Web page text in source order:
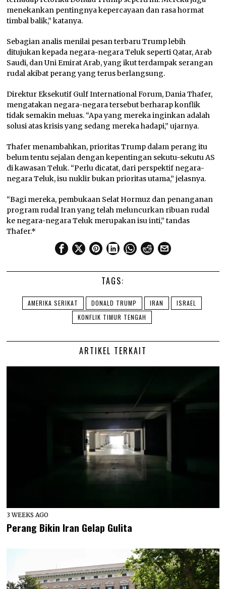
menekankan pentingnya kepercayaan dan rasa hormat
timbal balik,” katanya.
Sebagian analis menilai pesan terbaru Trump lebih
ditujukan kepada negara-negara Teluk seperti Qatar, Arab
Saudi, dan Uni Emirat Arab, yang ikut terdampak serangan
rudal akibat perang yang terus berlangsung.
Direktur Eksekutif Gulf International Forum, Dania Thafer,
mengatakan negara-negara tersebut berharap konflik
tidak semakin meluas. “Apa yang mereka inginkan adalah
solusi atas krisis yang sedang mereka hadapi,” ujarnya.
Thafer menambahkan, prioritas Trump dalam perang itu
belum tentu sejalan dengan kepentingan sekutu-sekutu AS
di kawasan Teluk. “Perlu dicatat, dari perspektif negara-
negara Teluk, isu nuklir bukan prioritas utama,” jelasnya.
“Bagi mereka, pembukaan Selat Hormuz dan penanganan
program rudal Iran yang telah meluncurkan ribuan rudal
ke negara-negara Teluk merupakan isu inti,” tandas
Thafer.*
TAGS:
AMERIKA SERIKAT DONALD TRUMP IRAN
ISRAEL
KONFLIK TIMUR TENGAH
ARTIKEL TERKAIT
3 WEEKS AGO
Perang Bikin Iran Gelap Gulita